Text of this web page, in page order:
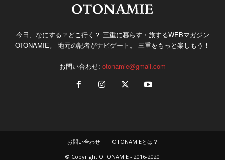
今日、なにする？どこ行く？ 三重に暮らす・旅するWEBマガジン
OTONAMIE。 地元の記者がナビゲート。 三重をもっと楽しもう！
お問い合わせ: otonamie@gmail.com
お問い合わせ
OTONAMIEとは？
© Copyright OTONAMIE - 2016-2020